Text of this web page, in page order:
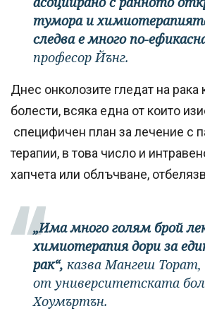
тумора и
следва е много по-
професор Йънг.
Днес онколозите гледат на рака
болести, всяка една от които
специфичен план за лечение с
терапии, в това число и
хапчета или облъчване,
„Има много голям брой
химиотерапия дори за
рак“, казва Мангеш Торат,
от университетската
Хоумъртън.